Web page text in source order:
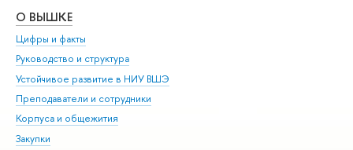
О ВЫШКЕ
Цифры и факты
Руководство и структура
Устойчивое развитие в НИУ ВШЭ
Преподаватели и сотрудники
Корпуса и общежития
Закупки